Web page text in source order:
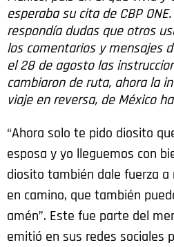
esperaba su cita de CBP
respondía dudas que otros
los comentarios y mensajes
el 28 de agosto las
cambiaron de ruta, ahora la
viaje en reversa, de México
“Ahora solo te pido diosito
esposa y yo lleguemos con
diosito también dale fuerza a
en camino, que también
amén”. Este fue parte del
emitió en sus redes sociales